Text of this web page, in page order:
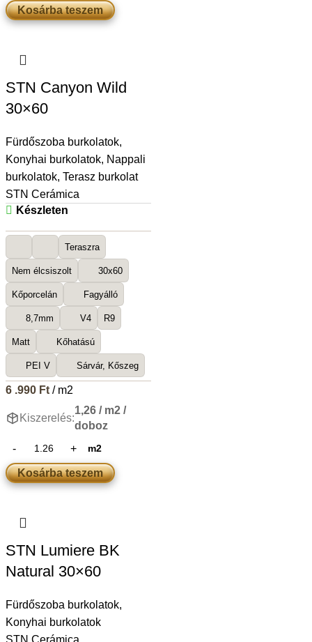
Kosárba teszem
STN Canyon Wild
30×60
Fürdőszoba burkolatok,
Konyhai burkolatok, Nappali
burkolatok, Terasz burkolat
STN Cerámica
Készleten
Teraszra
Nem élcsiszolt 30x60
Kőporcelán Fagyálló
8,7mm V4 R9
Matt Kőhatású
PEI V Sárvár, Kőszeg
6 .990 Ft/ m2
Kiszerelés:
1,26 / m2 /
doboz
m2
Kosárba teszem
STN Lumiere BK
Natural 30×60
Fürdőszoba burkolatok,
Konyhai burkolatok
STN Cerámica